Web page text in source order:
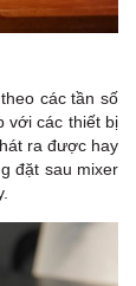
các tần số
với các thiết bị
ra được hay
đặt sau mixer